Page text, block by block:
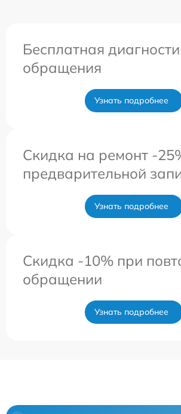
Бесплатная
обращения
Узнать подробнее
Скидка на ремонт -
предварительной
Узнать подробнее
Скидка -10% при
обращении
Узнать подробнее